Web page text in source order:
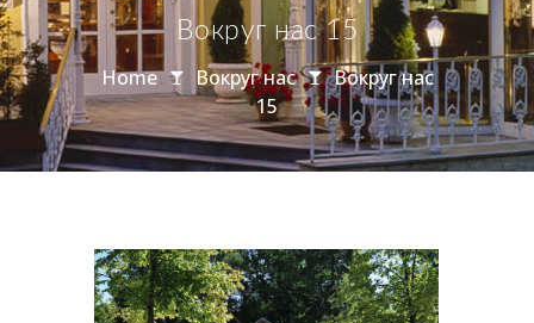
Вокруг нас 15
Home Вокруг нас
Вокруг нас
15